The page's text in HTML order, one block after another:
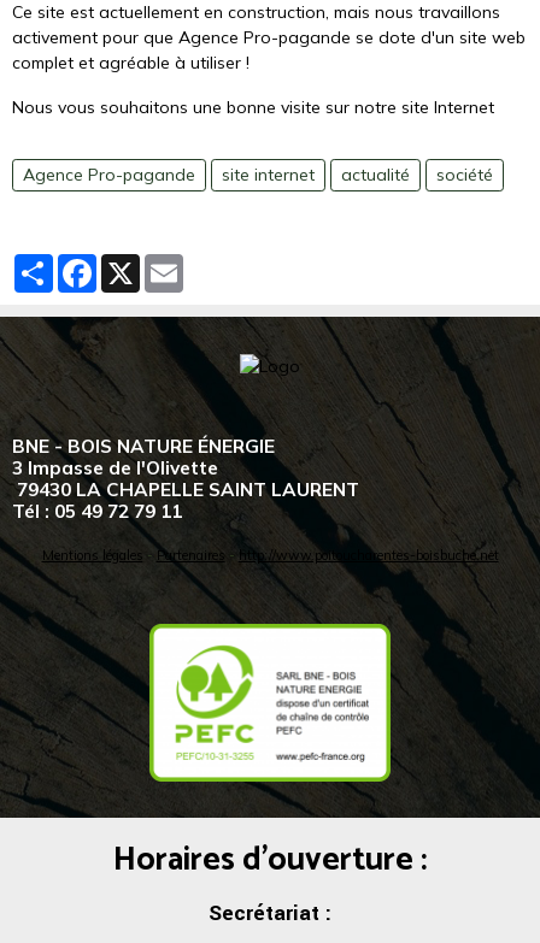
Ce site est actuellement en construction, mais nous travaillons
activement pour que Agence Pro-pagande se dote d'un site web
complet et agréable à utiliser !
Nous vous souhaitons une bonne visite sur notre site Internet
Agence Pro-pagande site internet actualité société
PartagerFacebook
X
BNE - BOIS NATURE ÉNERGIE
3 Impasse de l'Olivette
79430 LA CHAPELLE SAINT LAURENT
Tél : 05 49 72 79 11
Mentions légales - Partenaires - http://www.poitoucharentes-boisbuche.net
Horaires d'ouverture :
Secrétariat :